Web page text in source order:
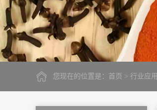
您现在的位置是： 首页 > 行业应用